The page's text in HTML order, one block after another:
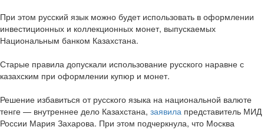
При этом русский язык можно будет использовать в оформлении
инвестиционных и коллекционных монет, выпускаемых
Национальным банком Казахстана.
Старые правила допускали использование русского наравне с
казахским при оформлении купюр и монет.
Решение избавиться от русского языка на национальной валюте
тенге — внутреннее дело Казахстана, заявила представитель МИД
России Мария Захарова. При этом подчеркнула, что Москва